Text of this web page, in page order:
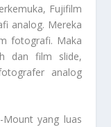
Fujifilm
analog. Mereka
fotografi. Maka
dan film slide,
analog
Mount yang luas